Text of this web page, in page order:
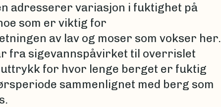
adresserer variasjon i fuktighet på
som er viktig for
av lav og moser som vokser her.
fra sigevannspåvirket til overrislet
for hvor lenge berget er fuktig
sammenlignet med berg som